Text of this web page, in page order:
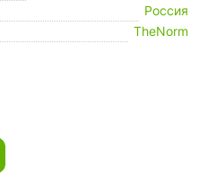
Россия
TheNorm